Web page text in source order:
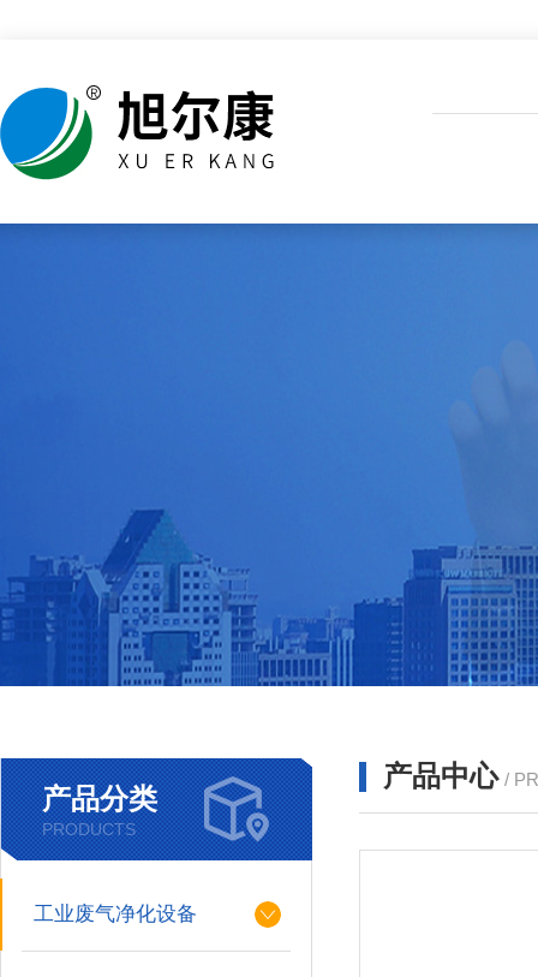
产品分类
PRODUCTS
工业废气净化设备
产品中心 /